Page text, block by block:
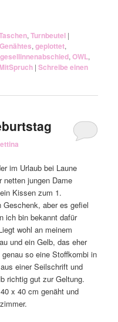
,Turnbeutel |
Genähtes,geplottet,
,OWL,
|Schreibe einen
im Urlaub bei Laune
netten jungen Dame
Kissen zum 1.
aber es gefiel
ich bin bekannt dafür
wohl an meinem
und ein Gelb, das eher
so eine Stoffkombi in
einer Seilschrift und
richtig gut zur Geltung.
x 40 cm genäht und